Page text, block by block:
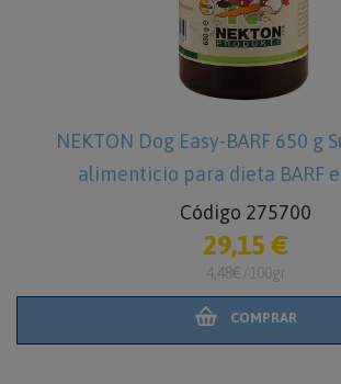
Dog Easy-BARF 650 g
para dieta BARF en Perros
Código 275700
COMPRAR